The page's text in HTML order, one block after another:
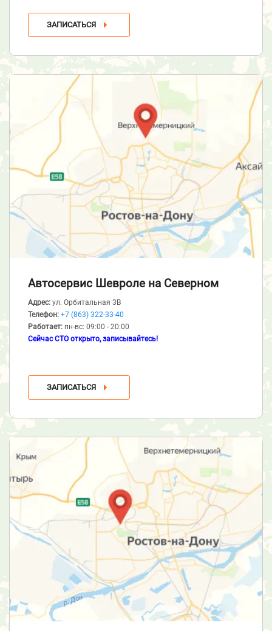
ЗАПИСАТЬСЯ
Автосервис Шевроле на Северном
Адрес: ул. Орбитальная 3В
Телефон: +7 (863) 322-33-40
Работает: пн-вс: 09:00 - 20:00
Сейчас СТО открыто, записывайтесь!
ЗАПИСАТЬСЯ